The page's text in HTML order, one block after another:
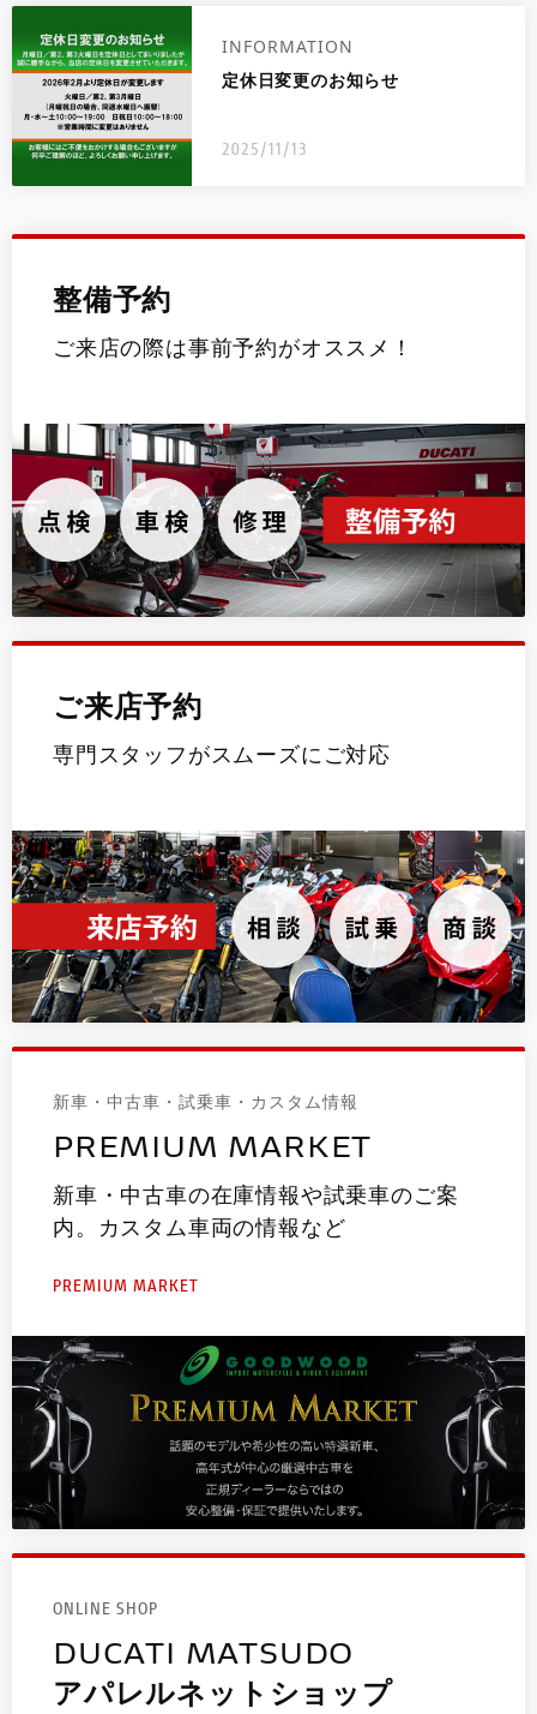
INFORMATION
定休日変更のお知らせ
2025/11/13
整備予約
ご来店の際は事前予約がオススメ！
ご来店予約
専門スタッフがスムーズにご対応
新車・中古車・試乗車・カスタム情報
PREMIUM MARKET
新車・中古車の在庫情報や試乗車のご案
内。カスタム車両の情報など
PREMIUM MARKET
ONLINE SHOP
DUCATI MATSUDO
アパレルネットショップ